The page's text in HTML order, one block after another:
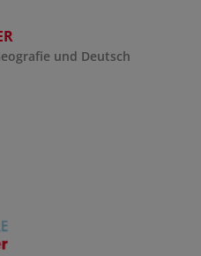
und Deutsch